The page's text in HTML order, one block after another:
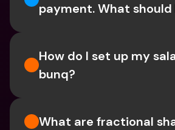
payment. What should
How do I set up my
bunq?
What are fractional